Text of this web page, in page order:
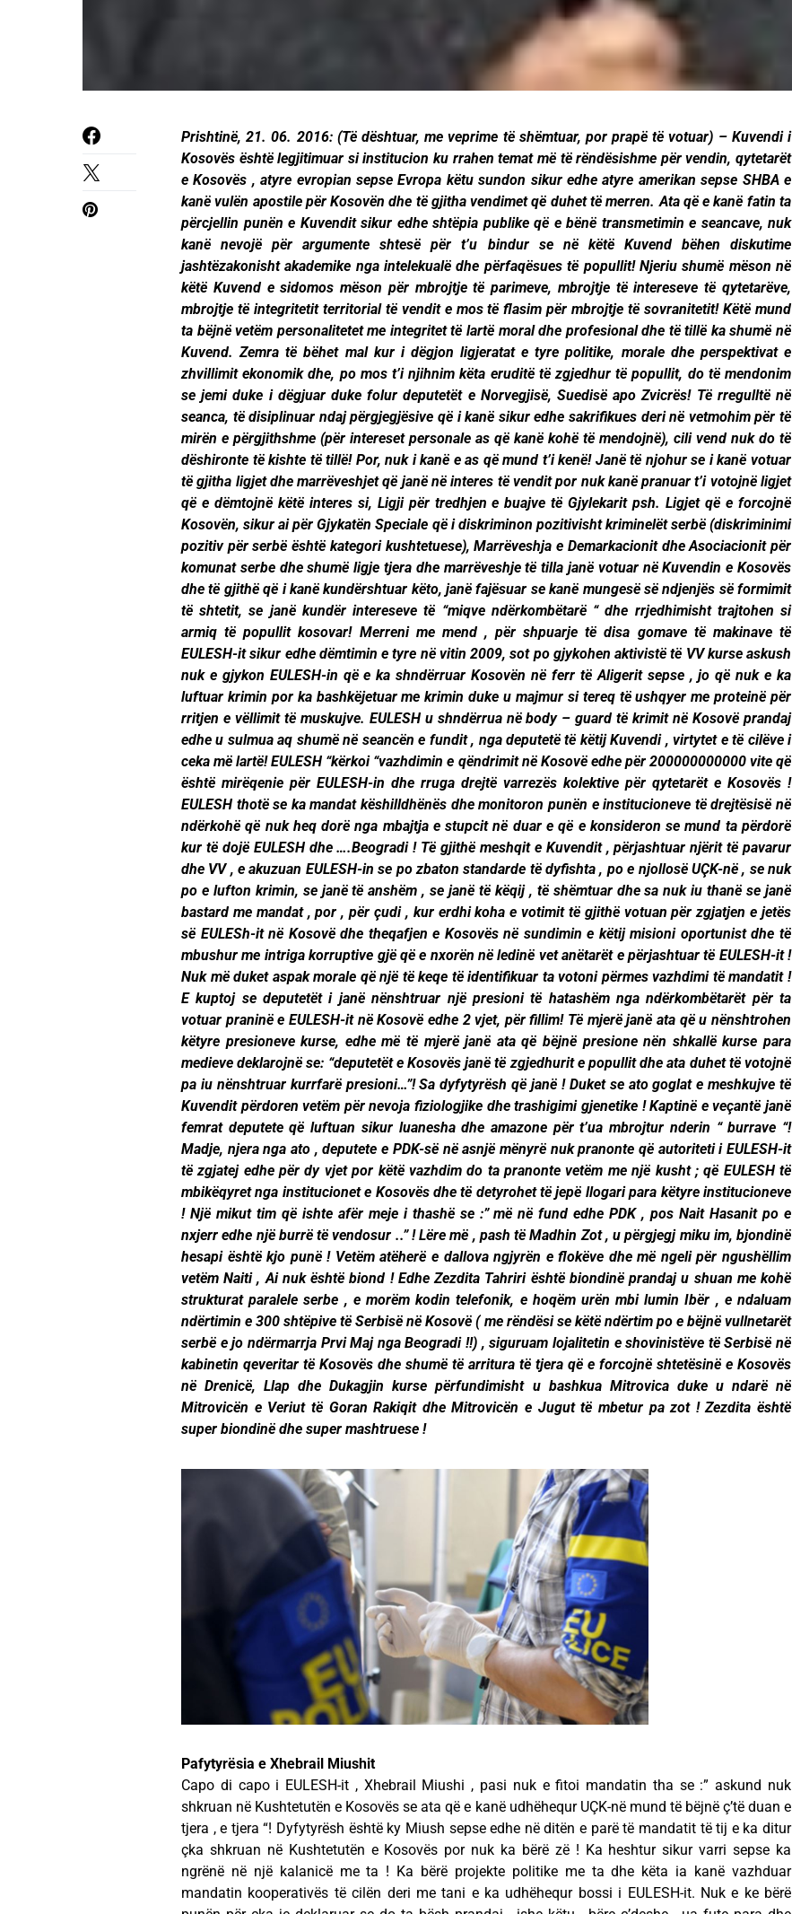
Prishtinë, 21. 06. 2016: (Të dështuar, me veprime të shëmtuar, por prapë të votuar) – Kuvendi i
Kosovës është legjitimuar si institucion ku rrahen temat më të rëndësishme për vendin, qytetarët
e Kosovës , atyre evropian sepse Evropa këtu sundon sikur edhe atyre amerikan sepse SHBA e
kanë vulën apostile për Kosovën dhe të gjitha vendimet që duhet të merren. Ata që e kanë fatin ta
përcjellin punën e Kuvendit sikur edhe shtëpia publike që e bënë transmetimin e seancave, nuk
kanë nevojë për argumente shtesë për t’u bindur se në këtë Kuvend bëhen diskutime
jashtëzakonisht akademike nga intelekualë dhe përfaqësues të popullit! Njeriu shumë mëson në
këtë Kuvend e sidomos mëson për mbrojtje të parimeve, mbrojtje të intereseve të qytetarëve,
mbrojtje të integritetit territorial të vendit e mos të flasim për mbrojtje të sovranitetit! Këtë mund
ta bëjnë vetëm personalitetet me integritet të lartë moral dhe profesional dhe të tillë ka shumë në
Kuvend. Zemra të bëhet mal kur i dëgjon ligjeratat e tyre politike, morale dhe perspektivat e
zhvillimit ekonomik dhe, po mos t’i njihnim këta eruditë të zgjedhur të popullit, do të mendonim
se jemi duke i dëgjuar duke folur deputetët e Norvegjisë, Suedisë apo Zvicrës! Të rregulltë në
seanca, të disiplinuar ndaj përgjegjësive që i kanë sikur edhe sakrifikues deri në vetmohim për të
mirën e përgjithshme (për intereset personale as që kanë kohë të mendojnë), cili vend nuk do të
dëshironte të kishte të tillë! Por, nuk i kanë e as që mund t’i kenë! Janë të njohur se i kanë votuar
të gjitha ligjet dhe marrëveshjet që janë në interes të vendit por nuk kanë pranuar t’i votojnë ligjet
që e dëmtojnë këtë interes si, Ligji për tredhjen e buajve të Gjylekarit psh. Ligjet që e forcojnë
Kosovën, sikur ai për Gjykatën Speciale që i diskriminon pozitivisht kriminelët serbë (diskriminimi
pozitiv për serbë është kategori kushtetuese), Marrëveshja e Demarkacionit dhe Asociacionit për
komunat serbe dhe shumë ligje tjera dhe marrëveshje të tilla janë votuar në Kuvendin e Kosovës
dhe të gjithë që i kanë kundërshtuar këto, janë fajësuar se kanë mungesë së ndjenjës së formimit
të shtetit, se janë kundër intereseve të “miqve ndërkombëtarë “ dhe rrjedhimisht trajtohen si
armiq të popullit kosovar! Merreni me mend , për shpuarje të disa gomave të makinave të
EULESH-it sikur edhe dëmtimin e tyre në vitin 2009, sot po gjykohen aktivistë të VV kurse askush
nuk e gjykon EULESH-in që e ka shndërruar Kosovën në ferr të Aligerit sepse , jo që nuk e ka
luftuar krimin por ka bashkëjetuar me krimin duke u majmur si tereq të ushqyer me proteinë për
rritjen e vëllimit të muskujve. EULESH u shndërrua në body – guard të krimit në Kosovë prandaj
edhe u sulmua aq shumë në seancën e fundit , nga deputetë të këtij Kuvendi , virtytet e të cilëve i
ceka më lartë! EULESH “kërkoi “vazhdimin e qëndrimit në Kosovë edhe për 200000000000 vite që
është mirëqenie për EULESH-in dhe rruga drejtë varrezës kolektive për qytetarët e Kosovës !
EULESH thotë se ka mandat këshilldhënës dhe monitoron punën e institucioneve të drejtësisë në
ndërkohë që nuk heq dorë nga mbajtja e stupcit në duar e që e konsideron se mund ta përdorë
kur të dojë EULESH dhe ….Beogradi ! Të gjithë meshqit e Kuvendit , përjashtuar njërit të pavarur
dhe VV , e akuzuan EULESH-in se po zbaton standarde të dyfishta , po e njollosë UÇK-në , se nuk
po e lufton krimin, se janë të anshëm , se janë të këqij , të shëmtuar dhe sa nuk iu thanë se janë
bastard me mandat , por , për çudi , kur erdhi koha e votimit të gjithë votuan për zgjatjen e jetës
së EULESh-it në Kosovë dhe theqafjen e Kosovës në sundimin e këtij misioni oportunist dhe të
mbushur me intriga korruptive gjë që e nxorën në ledinë vet anëtarët e përjashtuar të EULESH-it !
Nuk më duket aspak morale që një të keqe të identifikuar ta votoni përmes vazhdimi të mandatit !
E kuptoj se deputetët i janë nënshtruar një presioni të hatashëm nga ndërkombëtarët për ta
votuar praninë e EULESH-it në Kosovë edhe 2 vjet, për fillim! Të mjerë janë ata që u nënshtrohen
këtyre presioneve kurse, edhe më të mjerë janë ata që bëjnë presione nën shkallë kurse para
medieve deklarojnë se: “deputetët e Kosovës janë të zgjedhurit e popullit dhe ata duhet të votojnë
pa iu nënshtruar kurrfarë presioni…”! Sa dyfytyrësh që janë ! Duket se ato goglat e meshkujve të
Kuvendit përdoren vetëm për nevoja fiziologjike dhe trashigimi gjenetike ! Kaptinë e veçantë janë
femrat deputete që luftuan sikur luanesha dhe amazone për t’ua mbrojtur nderin “ burrave “!
Madje, njera nga ato , deputete e PDK-së në asnjë mënyrë nuk pranonte që autoriteti i EULESH-it
të zgjatej edhe për dy vjet por këtë vazhdim do ta pranonte vetëm me një kusht ; që EULESH të
mbikëqyret nga institucionet e Kosovës dhe të detyrohet të jepë llogari para këtyre institucioneve
! Një mikut tim që ishte afër meje i thashë se :” më në fund edhe PDK , pos Nait Hasanit po e
nxjerr edhe një burrë të vendosur ..” ! Lëre më , pash të Madhin Zot , u përgjegj miku im, bjondinë
hesapi është kjo punë ! Vetëm atëherë e dallova ngjyrën e flokëve dhe më ngeli për ngushëllim
vetëm Naiti , Ai nuk është biond ! Edhe Zezdita Tahriri është biondinë prandaj u shuan me kohë
strukturat paralele serbe , e morëm kodin telefonik, e hoqëm urën mbi lumin Ibër , e ndaluam
ndërtimin e 300 shtëpive të Serbisë në Kosovë ( me rëndësi se këtë ndërtim po e bëjnë vullnetarët
serbë e jo ndërmarrja Prvi Maj nga Beogradi !!) , siguruam lojalitetin e shovinistëve të Serbisë në
kabinetin qeveritar të Kosovës dhe shumë të arritura të tjera që e forcojnë shtetësinë e Kosovës
në Drenicë, Llap dhe Dukagjin kurse përfundimisht u bashkua Mitrovica duke u ndarë në
Mitrovicën e Veriut të Goran Rakiqit dhe Mitrovicën e Jugut të mbetur pa zot ! Zezdita është
super biondinë dhe super mashtruese !
Pafytyrësia e Xhebrail Miushit
Capo di capo i EULESH-it , Xhebrail Miushi , pasi nuk e fitoi mandatin tha se :” askund nuk
shkruan në Kushtetutën e Kosovës se ata që e kanë udhëhequr UÇK-në mund të bëjnë ç’të duan e
tjera , e tjera “! Dyfytyrësh është ky Miush sepse edhe në ditën e parë të mandatit të tij e ka ditur
çka shkruan në Kushtetutën e Kosovës por nuk ka bërë zë ! Ka heshtur sikur varri sepse ka
ngrënë në një kalanicë me ta ! Ka bërë projekte politike me ta dhe këta ia kanë vazhduar
mandatin kooperativës të cilën deri me tani e ka udhëhequr bossi i EULESH-it. Nuk e ke bërë